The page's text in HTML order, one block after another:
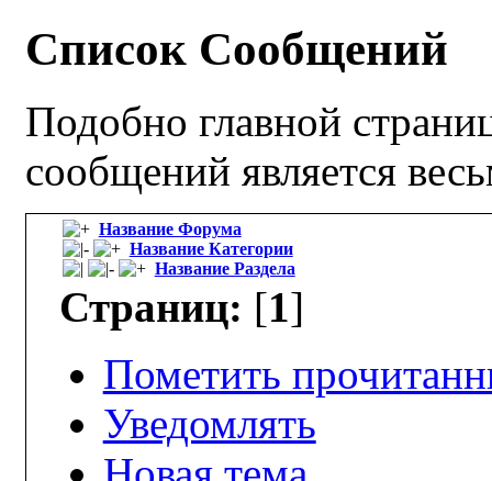
Список Сообщений
Подобно главной
сообщений является
Название Форума
Название Категории
Название Раздела
Страниц: [1]
Пометить
Уведомлять